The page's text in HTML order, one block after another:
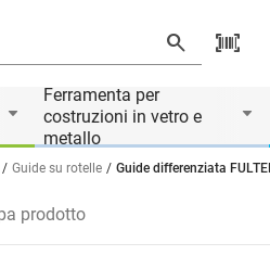
Ferramenta per
costruzioni in vetro e
metallo
Guide su rotelle Guide differenziata
prodotto